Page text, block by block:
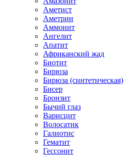
Аметист
Аметрин
Аммонит
Ангелит
Апатит
Африканский жад
Биотит
Бирюза
Бирюза (синтетическая)
Бисер
Бронзит
Бычий глаз
Варисцит
Волосатик
Галиотис
Гематит
Гессонит